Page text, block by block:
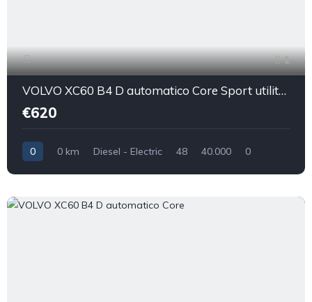
1
VOLVO XC60 B4 D automatico Core Sport utility vehicle 5-door (Euro 6D)
€620
0 0 km Diesel - Electric 48 40.000 0